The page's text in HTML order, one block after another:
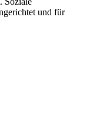
und für